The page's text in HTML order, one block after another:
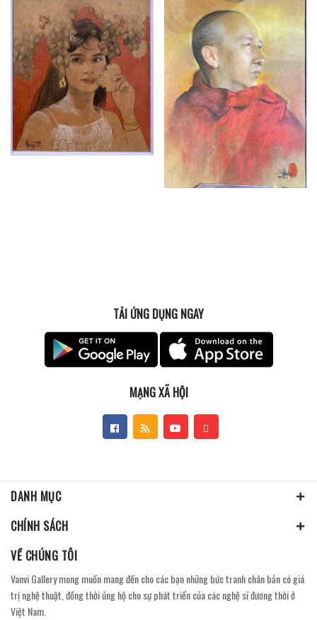
TẢI ỨNG DỤNG NGAY
MẠNG XÃ HỘI
DANH MỤC
CHÍNH SÁCH
VỀ CHÚNG TÔI
Vanvi Gallery mong muốn mang đến cho các bạn những bức tranh chân bản có giá
trị nghệ thuật, đồng thời ủng hộ cho sự phát triển của các nghệ sĩ đương thời ở
Việt Nam.